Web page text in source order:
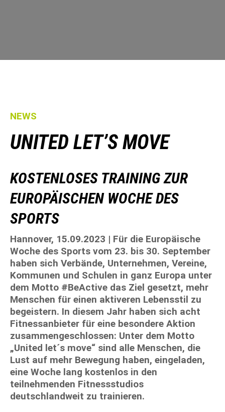
NEWS
UNITED LET’S MOVE
KOSTENLOSES TRAINING ZUR
EUROPÄISCHEN WOCHE DES
SPORTS
Hannover, 15.09.2023 | Für die Europäische
Woche des Sports vom 23. bis 30. September
haben sich Verbände, Unternehmen, Vereine,
Kommunen und Schulen in ganz Europa unter
dem Motto #BeActive das Ziel gesetzt, mehr
Menschen für einen aktiveren Lebensstil zu
begeistern. In diesem Jahr haben sich acht
Fitnessanbieter für eine besondere Aktion
zusammengeschlossen: Unter dem Motto
„United let´s move“ sind alle Menschen, die
Lust auf mehr Bewegung haben, eingeladen,
eine Woche lang kostenlos in den
teilnehmenden Fitnessstudios
deutschlandweit zu trainieren.